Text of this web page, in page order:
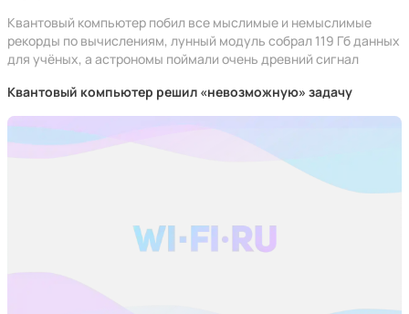
Квантовый компьютер побил все мыслимые и немыслимые
рекорды по вычислениям, лунный модуль собрал 119 Гб данных
для учёных, а астрономы поймали очень древний сигнал
Квантовый компьютер решил «невозможную» задачу